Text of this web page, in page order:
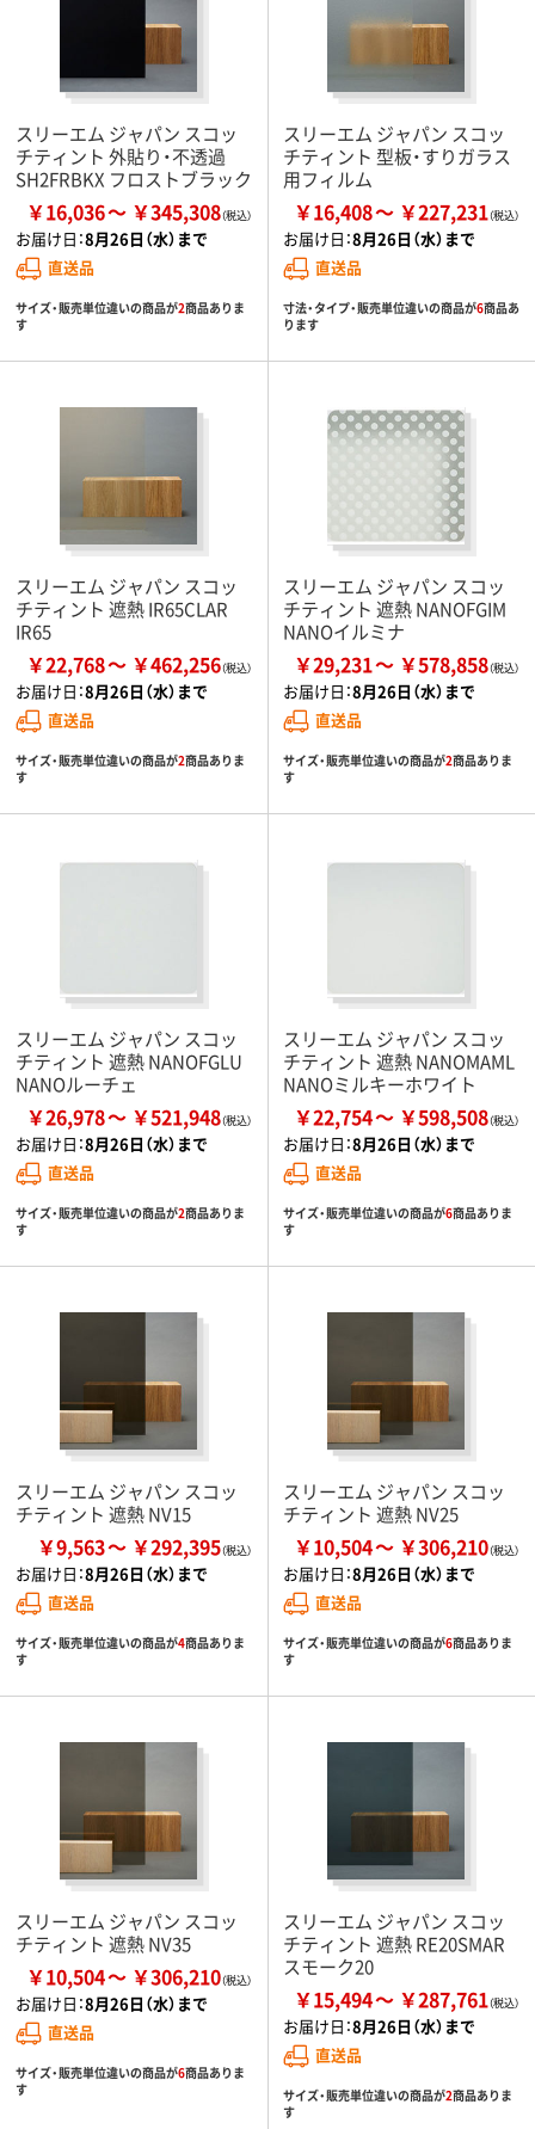
スリーエム ジャパン スコッ
チティント 外貼り・不透過
SH2FRBKX フロストブラック
￥16,036 ￥345,308
お届け日：8月26日（水）まで
直送品
サイズ・販売単位違いの商品が2商品ありま
す
スリーエム ジャパン スコッ
チティント 型板・すりガラス
用フィルム
￥16,408 ￥227,231
お届け日：8月26日（水）まで
直送品
寸法・タイプ・販売単位違いの商品が6商品あ
ります
スリーエム ジャパン スコッ
チティント 遮熱 IR65CLAR
IR65
￥22,768 ￥462,256
お届け日：8月26日（水）まで
直送品
サイズ・販売単位違いの商品が2商品ありま
す
スリーエム ジャパン スコッ
チティント 遮熱 NANOFGIM
NANOイルミナ
￥29,231 ￥578,858
お届け日：8月26日（水）まで
直送品
サイズ・販売単位違いの商品が2商品ありま
す
スリーエム ジャパン スコッ
チティント 遮熱 NANOFGLU
NANOルーチェ
￥26,978 ￥521,948
お届け日：8月26日（水）まで
直送品
サイズ・販売単位違いの商品が2商品ありま
す
スリーエム ジャパン スコッ
チティント 遮熱 NANOMAML
NANOミルキーホワイト
￥22,754 ￥598,508
お届け日：8月26日（水）まで
直送品
サイズ・販売単位違いの商品が6商品ありま
す
スリーエム ジャパン スコッ
チティント 遮熱 NV15
￥9,563 ￥292,395
お届け日：8月26日（水）まで
直送品
サイズ・販売単位違いの商品が4商品ありま
す
スリーエム ジャパン スコッ
チティント 遮熱 NV25
￥10,504 ￥306,210
お届け日：8月26日（水）まで
直送品
サイズ・販売単位違いの商品が6商品ありま
す
スリーエム ジャパン スコッ
チティント 遮熱 NV35
￥10,504 ￥306,210
お届け日：8月26日（水）まで
直送品
サイズ・販売単位違いの商品が6商品ありま
す
スリーエム ジャパン スコッ
チティント 遮熱 RE20SMAR
スモーク20
￥15,494 ￥287,761
お届け日：8月26日（水）まで
直送品
サイズ・販売単位違いの商品が2商品ありま
す